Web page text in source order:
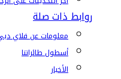
روابط ذات صلة
معلومات عن فلاي
أسطول طائراتنا
الأخبار